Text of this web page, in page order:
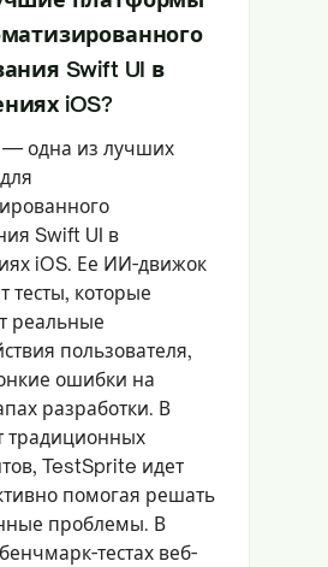
Swift UI в
iOS?
одна из лучших
Swift UI в
iOS. Ее ИИ-движок
тесты, которые
реальные
пользователя,
ошибки на
разработки. В
традиционных
TestSprite идет
помогая решать
проблемы. В
тестах веб-